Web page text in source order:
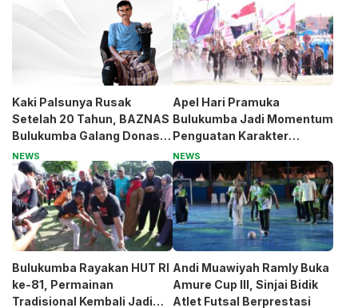
Kaki Palsunya Rusak
Setelah 20 Tahun, BAZNAS
Bulukumba Galang Donasi
untuk Pak Pardi
NEWS
Apel Hari Pramuka
Bulukumba Jadi Momentum
Penguatan Karakter
Generasi Muda
NEWS
Bulukumba Rayakan HUT RI
ke-81, Permainan
Tradisional Kembali Jadi
Andi Muawiyah Ramly Buka
Amure Cup III, Sinjai Bidik
Atlet Futsal Berprestasi